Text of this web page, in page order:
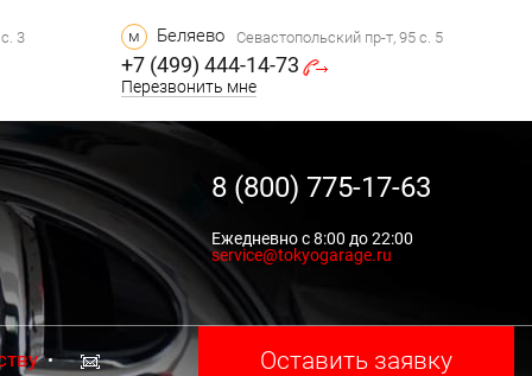
3 м Беляево Севастопольский пр-т, 95 с. 5
+7 (499) 444-14-73
Перезвонить мне
8 (800) 775-17-63
Ежедневно с 8:00 до 22:00
service@tokyogarage.ru
Оставить заявку